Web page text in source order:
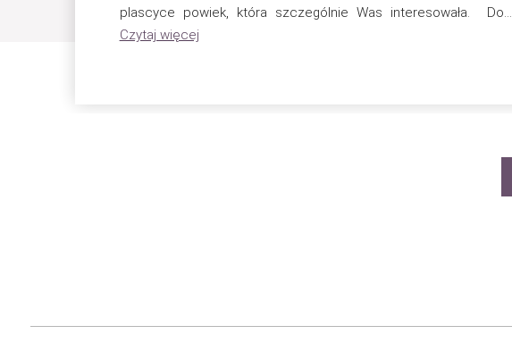
plascyce powiek, która szczególnie Was interesowała. Do...
Czytaj więcej